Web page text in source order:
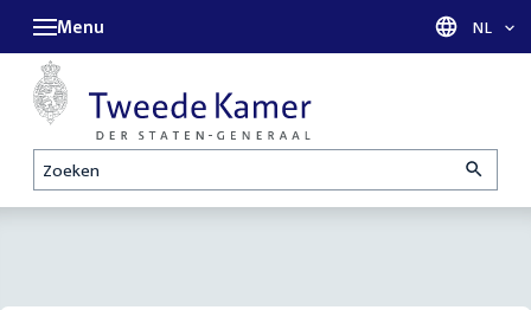
Zoeken
Menu Taal
NL